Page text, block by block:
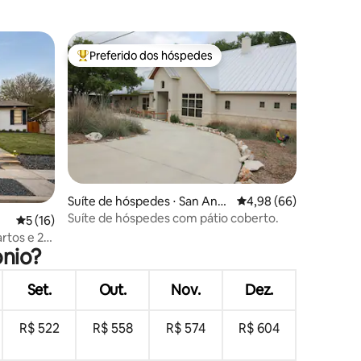
5 de uma avaliação média de 5, 16 avaliações
5 (16)
e 2
de
Entre os melhores preferidos dos hóspedes
Preferido dos hóspedes
Suíte de hóspedes ⋅ San Anto
nio
4,98 de uma
4,98 (66)
Suíte de hóspedes com pátio coberto.
Set. Out. Nov. Dez.
R$ 522 R$ 558 R$ 574 R$ 604